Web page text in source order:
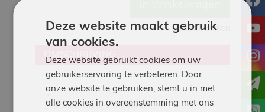
Opties bekijken
OMSCHRIJVING
Plastic Cutlery Set for 8
Deze website maakt gebruik
van cookies.
Deze website gebruikt cookies om uw
gebruikerservaring te verbeteren. Door
onze website te gebruiken, stemt u in met
alle cookies in overeenstemming met ons